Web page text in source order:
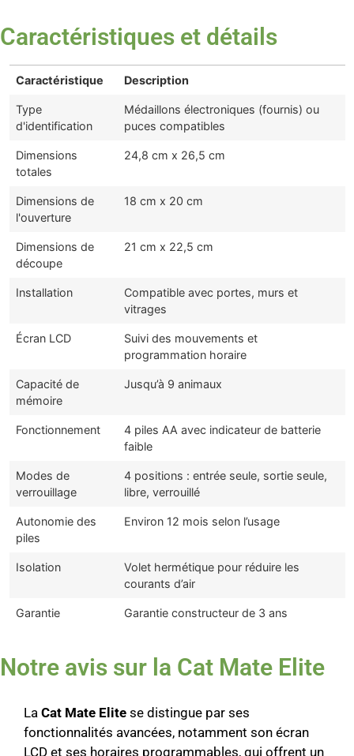
Caractéristiques et détails
Caractéristique Description
Type
d'identification
Médaillons électroniques (fournis) ou
puces compatibles
Dimensions
totales
24,8 cm x 26,5 cm
Dimensions de
l'ouverture
18 cm x 20 cm
Dimensions de
découpe
21 cm x 22,5 cm
Installation
Compatible avec portes, murs et
vitrages
Écran LCD
Suivi des mouvements et
programmation horaire
Capacité de
mémoire
Jusqu’à 9 animaux
Fonctionnement
4 piles AA avec indicateur de batterie
faible
Modes de
verrouillage
4 positions : entrée seule, sortie seule,
libre, verrouillé
Autonomie des
piles
Environ 12 mois selon l’usage
Isolation
Volet hermétique pour réduire les
courants d’air
Garantie Garantie constructeur de 3 ans
Notre avis sur la Cat Mate Elite
La Cat Mate Elite se distingue par ses
fonctionnalités avancées, notamment son écran
LCD et ses horaires programmables, qui offrent un